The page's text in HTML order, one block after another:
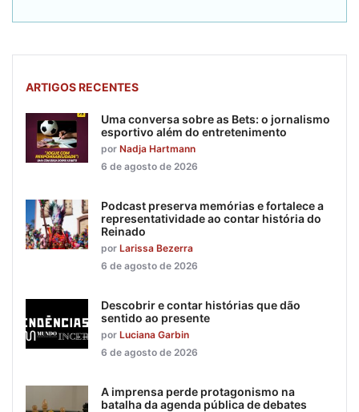
ARTIGOS RECENTES
Uma conversa sobre as Bets: o jornalismo
esportivo além do entretenimento
por Nadja Hartmann
6 de agosto de 2026
Podcast preserva memórias e fortalece a
representatividade ao contar história do
Reinado
por Larissa Bezerra
6 de agosto de 2026
Descobrir e contar histórias que dão
sentido ao presente
por Luciana Garbin
6 de agosto de 2026
A imprensa perde protagonismo na
batalha da agenda pública de debates